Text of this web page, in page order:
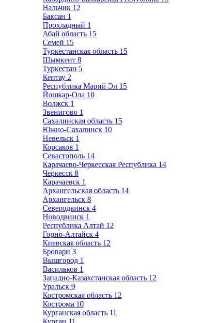
Нальчик 12
Баксан 1
Прохладный 1
Абай область 15
Семей 15
Туркестанская область 15
Шымкент 8
Туркестан 5
Кентау 2
Республика Марий Эл 15
Йошкар-Ола 10
Волжск 1
Звенигово 1
Сахалинская область 15
Южно-Сахалинск 10
Невельск 1
Корсаков 1
Севастополь 14
Карачаево-Черкесская Республика 14
Черкесск 8
Карачаевск 1
Архангельская область 14
Архангельск 8
Северодвинск 4
Новодвинск 1
Республика Алтай 12
Горно-Алтайск 4
Киевская область 12
Бровари 3
Вышгород 1
Васильков 1
Западно-Казахстанская область 12
Уральск 9
Костромская область 12
Кострома 10
Курганская область 11
Курган 11